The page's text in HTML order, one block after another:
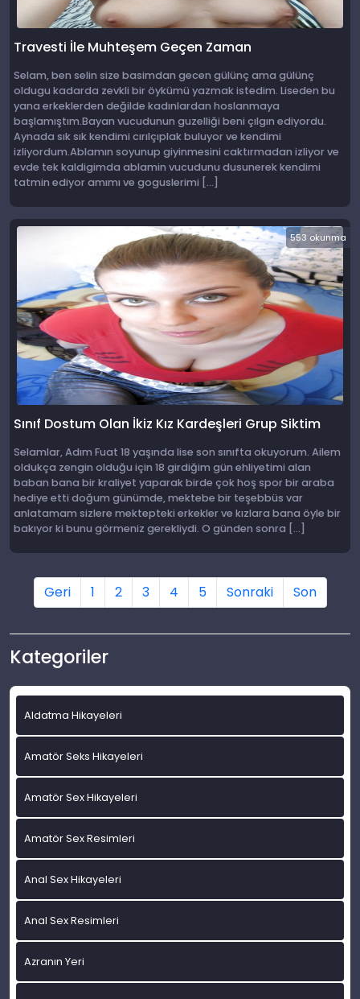
Travesti İle Muhteşem Geçen Zaman
Selam, ben selin size basimdan gecen gülünç ama gülünç
oldugu kadarda zevkli bir öykümü yazmak istedim. Liseden bu
yana erkeklerden değilde kadınlardan hoslanmaya
başlamıştım.Bayan vucudunun guzelliği beni çılgın ediyordu.
Aynada sık sık kendimi cırılçıplak buluyor ve kendimi
izliyordum.Ablamın soyunup giyinmesini caktırmadan izliyor ve
evde tek kaldigimda ablamin vucudunu dusunerek kendimi
tatmin ediyor amımı ve goguslerimi […]
553 okunma
Sınıf Dostum Olan İkiz Kız Kardeşleri Grup Siktim
Selamlar, Adım Fuat 18 yaşında lise son sınıfta okuyorum. Ailem
oldukça zengin olduğu için 18 girdiğim gün ehliyetimi alan
baban bana bir kraliyet yaparak birde çok hoş spor bir araba
hediye etti doğum günümde, mektebe bir teşebbüs var
anlatamam sizlere mektepteki erkekler ve kızlara bana öyle bir
bakıyor ki bunu görmeniz gerekliydi. O günden sonra […]
Geri 1 2 3 4 5 Sonraki Son
Kategoriler
Aldatma Hikayeleri
Amatör Seks Hikayeleri
Amatör Sex Hikayeleri
Amatör Sex Resimleri
Anal Sex Hikayeleri
Anal Sex Resimleri
Azranın Yeri